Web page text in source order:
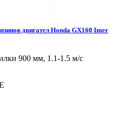
двигател Honda GX160 Imer
900 мм, 1.1-1.5 м/с